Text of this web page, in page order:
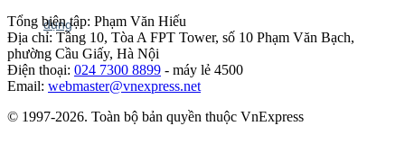
Tổng biên tập: Phạm Văn Hiếu
Địa chỉ: Tầng 10, Tòa A FPT Tower, số 10 Phạm Văn Bạch,
phường Cầu Giấy, Hà Nội
Điện thoại: 024 7300 8899 - máy lẻ 4500
Email: webmaster@vnexpress.net
© 1997-2026. Toàn bộ bản quyền thuộc VnExpress